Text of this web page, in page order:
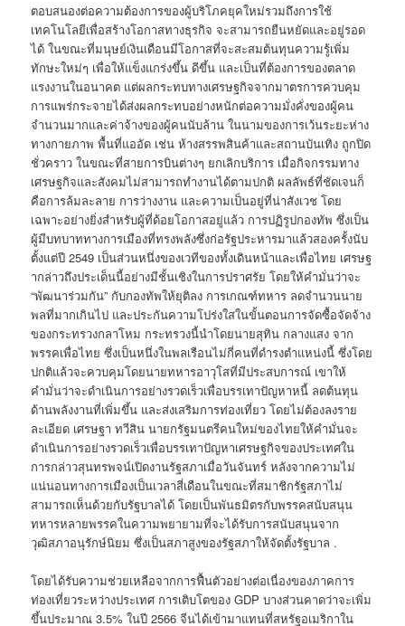
ตอบสนองต่อความต้องการของผู้บริโภคยุคใหม่รวมถึงการใช้
เทคโนโลยีเพื่อสร้างโอกาสทางธุรกิจ จะสามารถยืนหยัดและอยู่รอด
ได้ ในขณะที่มนุษย์เงินเดือนมีโอกาสที่จะสะสมต้นทุนความรู้เพิ่ม
ทักษะใหม่ๆ เพื่อให้แข็งแกร่งขึ้น ดีขึ้น และเป็นที่ต้องการของตลาด
แรงงานในอนาคต แต่ผลกระทบทางเศรษฐกิจจากมาตรการควบคุม
การแพร่กระจายได้ส่งผลกระทบอย่างหนักต่อความมั่งคั่งของผู้คน
จำนวนมากและค่าจ้างของผู้คนนับล้าน ในนามของการเว้นระยะห่าง
ทางกายภาพ พื้นที่แออัด เช่น ห้างสรรพสินค้าและสถานบันเทิง ถูกปิด
ชั่วคราว ในขณะที่สายการบินต่างๆ ยกเลิกบริการ เมื่อกิจกรรมทาง
เศรษฐกิจและสังคมไม่สามารถทำงานได้ตามปกติ ผลลัพธ์ที่ชัดเจนก็
คือการล้มละลาย การว่างงาน และความเป็นอยู่ที่น่าสังเวช โดย
เฉพาะอย่างยิ่งสำหรับผู้ที่ด้อยโอกาสอยู่แล้ว การปฏิรูปกองทัพ ซึ่งเป็น
ผู้มีบทบาททางการเมืองที่ทรงพลังซึ่งก่อรัฐประหารมาแล้วสองครั้งนับ
ตั้งแต่ปี 2549 เป็นส่วนหนึ่งของเวทีของทั้งเดินหน้าและเพื่อไทย เศรษฐ
ากล่าวถึงประเด็นนี้อย่างมีชั้นเชิงในการปราศรัย โดยให้คำมั่นว่าจะ
“พัฒนาร่วมกัน” กับกองทัพให้ยุติลง การเกณฑ์ทหาร ลดจำนวนนาย
พลที่มากเกินไป และประกันความโปร่งใสในขั้นตอนการจัดซื้อจัดจ้าง
ของกระทรวงกลาโหม กระทรวงนี้นำโดยนายสุทิน กลางแสง จาก
พรรคเพื่อไทย ซึ่งเป็นหนึ่งในพลเรือนไม่กี่คนที่ดำรงตำแหน่งนี้ ซึ่งโดย
ปกติแล้วจะควบคุมโดยนายทหารอาวุโสที่มีประสบการณ์ เขาให้
คำมั่นว่าจะดำเนินการอย่างรวดเร็วเพื่อบรรเทาปัญหาหนี้ ลดต้นทุน
ด้านพลังงานที่เพิ่มขึ้น และส่งเสริมการท่องเที่ยว โดยไม่ต้องลงราย
ละเอียด เศรษฐา ทวีสิน นายกรัฐมนตรีคนใหม่ของไทยให้คำมั่นจะ
ดำเนินการอย่างรวดเร็วเพื่อบรรเทาปัญหาเศรษฐกิจของประเทศใน
การกล่าวสุนทรพจน์เปิดงานรัฐสภาเมื่อวันจันทร์ หลังจากความไม่
แน่นอนทางการเมืองเป็นเวลาสี่เดือนในขณะที่สมาชิกรัฐสภาไม่
สามารถเห็นด้วยกับรัฐบาลได้ โดยเป็นพันธมิตรกับพรรคสนับสนุน
ทหารหลายพรรคในความพยายามที่จะได้รับการสนับสนุนจาก
วุฒิสภาอนุรักษ์นิยม ซึ่งเป็นสภาสูงของรัฐสภาให้จัดตั้งรัฐบาล .
โดยได้รับความช่วยเหลือจากการฟื้นตัวอย่างต่อเนื่องของภาคการ
ท่องเที่ยวระหว่างประเทศ การเติบโตของ GDP บางส่วนคาดว่าจะเพิ่ม
ขึ้นประมาณ 3.5% ในปี 2566 จีนได้เข้ามาแทนที่สหรัฐอเมริกาใน